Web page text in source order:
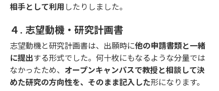
相手として利用 したりしました。
４. 志望動機・研究計画書
志望動機と研究計画書は、出願時に他の申請書類と一緒
に提出する形式でした。何十枚にもなるような分量では
なかったため、 オープンキャンパスで教授と相談して決
めた研究の方向性を、そのまま記入した形になります。